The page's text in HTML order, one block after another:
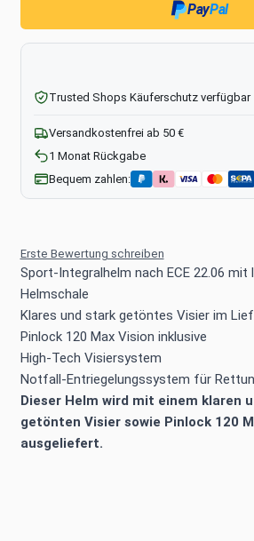
Erste Bewertung schreiben
Sport-Integralhelm nach ECE 22.06 mit
Helmschale
Klares und stark getöntes Visier im
Pinlock 120 Max Vision inklusive
High-Tech Visiersystem
Notfall-Entriegelungssystem für
Dieser Helm wird mit einem klaren
getönten Visier sowie Pinlock 120
ausgeliefert.
PayPal
Trusted Shops Käuferschutz verfügbar
Versandkostenfrei ab 50 €
1 Monat Rückgabe
Bequem zahlen: